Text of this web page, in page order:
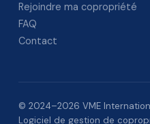
Rejoindre ma copropriété
FAQ
Contact
© 2024–2026 VME
Logiciel de gestion de